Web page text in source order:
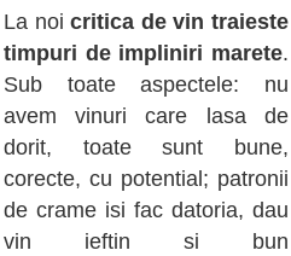
La noicritica de vin traieste
timpuri de impliniri marete.
Sub toate aspectele: nu
avem vinuri care lasa de
dorit, toate sunt bune,
corecte, cu potential; patronii
de crame isi fac datoria, dau
vin ieftin si bun